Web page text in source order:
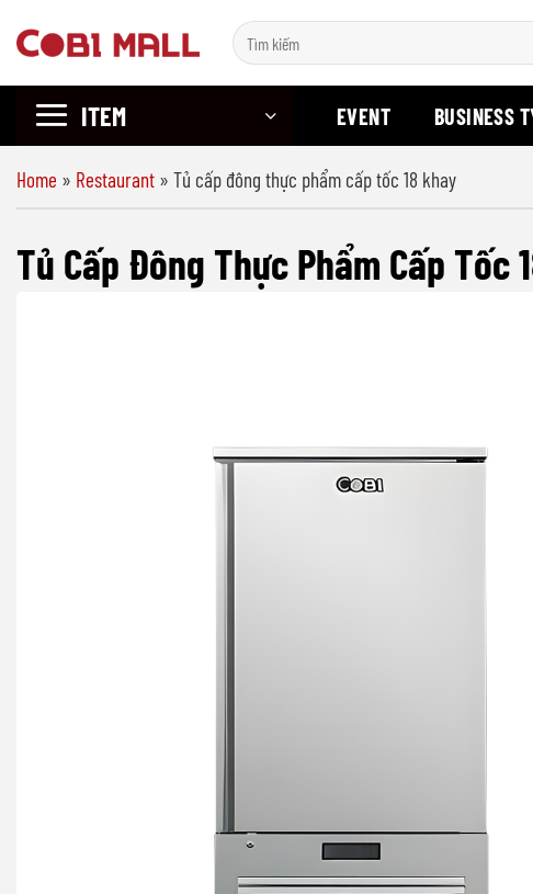
đến
nội
Search
for:
ITEM EVENT BUSINESS
Home » Restaurant » Tủ cấp đông thực phẩm cấp tốc 18 khay
Tủ Cấp Đông Thực Phẩm Cấp Tốc